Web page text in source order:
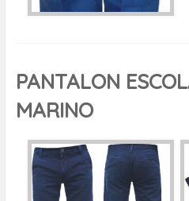
PANTALON
MARINO